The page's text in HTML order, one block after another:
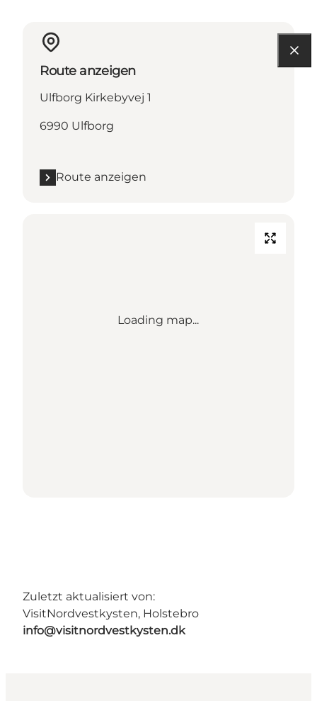
Route anzeigen
Ulfborg Kirkebyvej 1
6990 Ulfborg
Route anzeigen
Loading map...
Zuletzt aktualisiert von:
VisitNordvestkysten, Holstebro
info@visitnordvestkysten.dk